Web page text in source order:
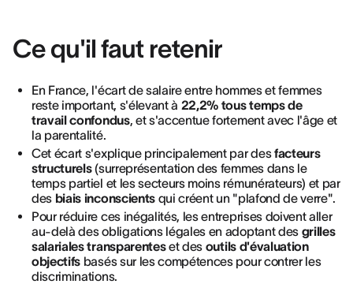
Ce qu'il faut retenir
En France, l'écart de salaire entre hommes et femmes
reste important, s'élevant à 22,2% tous temps de
travail confondus, et s'accentue fortement avec l'âge et
la parentalité.
Cet écart s'explique principalement par desfacteurs
structurels(surreprésentation des femmes dans le
temps partiel et les secteurs moins rémunérateurs) et par
des biais inconscientsqui créent un "plafond de verre".
Pour réduire ces inégalités, les entreprises doivent aller
au-delà des obligations légales en adoptant des grilles
salariales transparenteset des outils d'évaluation
objectifs basés sur les compétences pour contrer les
discriminations.